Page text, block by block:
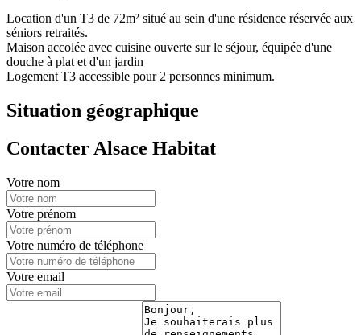
Location d'un T3 de 72m² situé au sein d'une résidence réservée aux
séniors retraités.
Maison accolée avec cuisine ouverte sur le séjour, équipée d'une
douche à plat et d'un jardin
Logement T3 accessible pour 2 personnes minimum.
Situation géographique
Contacter Alsace Habitat
Votre nom
Votre prénom
Votre numéro de téléphone
Votre email